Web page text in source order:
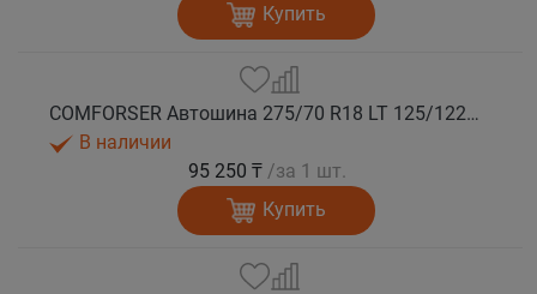
Купить
COMFORSER Автошина 275/70 R18 LT 125/122S CF1100 10PR RWL лето
В наличии
95 250 ₸ /за 1 шт.
Купить